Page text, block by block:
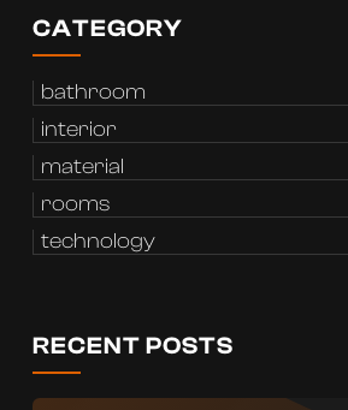
CATEGORY
bathroom
interior
material
rooms
technology
RECENT POSTS